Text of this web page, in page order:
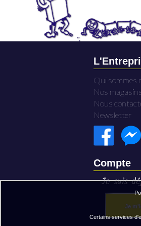
Qui sommes
Nos
Nous
Newsletter
Compte
Je suis
Je
Certains services